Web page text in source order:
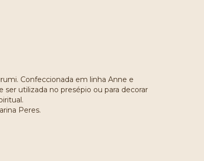
Confeccionada em linha Anne e
utilizada no presépio ou para decorar
Peres.